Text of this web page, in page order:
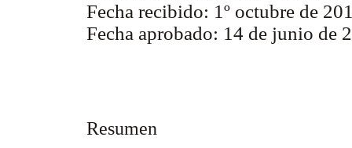
Fecha recibido: 1º octubre de
Fecha aprobado: 14 de junio de
Resumen